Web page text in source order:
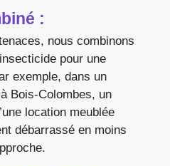
:
nous combinons
pour une
exemple, dans un
Bois-Colombes, un
location meublée
débarrassé en moins